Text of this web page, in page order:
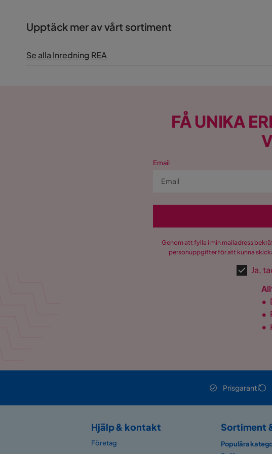
Upptäck mer av vårt sortiment
Se alla Inredning REA
FÅ UNIKA
Email
Genom att fylla i min mailadress
personuppgifter för att kunna
Ja,
•
•
•
Prisgaranti
Hjälp & kontakt
Företag
Sortiment
Populära